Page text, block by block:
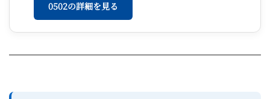
0502の詳細を見る